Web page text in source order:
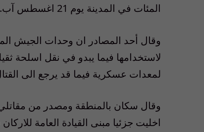
المئات في المدينة يوم 21 اغسطس آب.
وقال أحد المصادر ان وحدات الجيش
لاستخدامها فيما يبدو في نقل اسلحة
لمعدات عسكرية فيما قد يرجع الى
وقال سكان بالمنطقة ومصدر من
اخليت جزئيا مبنى القيادة العامة